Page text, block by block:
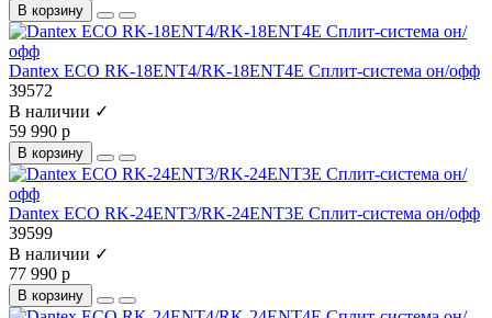
В корзину
Dantex ECO RK-18ENT4/RK-18ENT4E Сплит-система он/офф
39572
В наличии ✓
59 990 р
В корзину
Dantex ECO RK-24ENT3/RK-24ENT3E Сплит-система он/офф
39599
В наличии ✓
77 990 р
В корзину